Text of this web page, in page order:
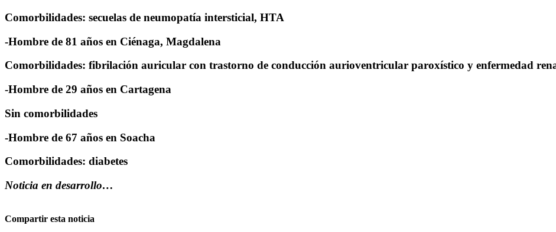
Comorbilidades: secuelas de neumopatía intersticial, HTA
-Hombre de 81 años en Ciénaga, Magdalena
Comorbilidades: fibrilación auricular con trastorno de conducción aurioventricular paroxístico y enfermedad
-Hombre de 29 años en Cartagena
Sin comorbilidades
-Hombre de 67 años en Soacha
Comorbilidades: diabetes
Noticia en desarrollo…
Compartir esta noticia